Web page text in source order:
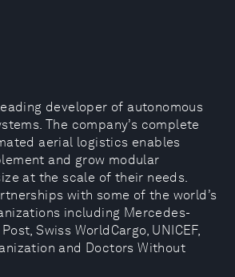
developer of autonomous
The company’s complete
aerial logistics enables
and grow modular
at the scale of their needs.
with some of the world’s
including Mercedes-
Swiss WorldCargo, UNICEF,
and Doctors Without